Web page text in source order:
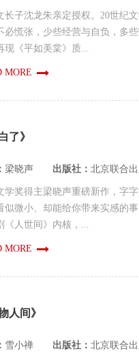
长子沈龙朱亲定授权。20世纪
必慌张，少些经营与自负，多
现《平如美棠》质...
MORE
了》
梁晓声 出版社：北京联合
学奖得主梁晓声重磅新作，字
似微小、却能给你带来实感的
《人世间》内核，...
MORE
人间》
雪小禅 出版社：北京联合